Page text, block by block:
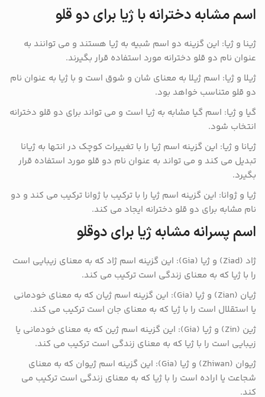
اسم مشابه دخترانه با ژیا برای دو قلو
ژینا و ژیا: این گزینه دو اسم شبیه به ژیا هستند و می توانند به
عنوان نام دو قلو دخترانه مورد استفاده قرار بگیرند.
ژیلا و ژیا: اسم ژیلا به معنای شان و شوق است و با ژیا به عنوان نام
دو قلو متناسب خواهد بود.
گیا و ژیا: اسم گیا مشابه به ژیا است و می تواند برای دو قلو دخترانه
انتخاب شود.
ژیانا و ژیا: این گزینه اسم ژیا را با تغییرات کوچک در انتها به ژیانا
تبدیل می کند و می تواند به عنوان نام دو قلو مورد استفاده قرار
بگیرد.
ژیا و ژوانا: این گزینه اسم ژیا را با ترکیب با ژوانا ترکیب می کند و دو
نام مشابه برای دو قلو دخترانه ایجاد می کند.
اسم پسرانه مشابه ژیا برای دوقلو
ژاد (Ziad) و ژیا (Gia): این گزینه اسم ژاد که به معنای زیبایی است
را با ژیا که به معنای زندگی است ترکیب می کند.
ژیان (Zian) و ژیا (Gia): این گزینه اسم ژیان که به معنای خودمانی
یا استقلال است را با ژیا که به معنای جان است ترکیب می کند.
ژین (Zin) و ژیا (Gia): این گزینه اسم ژین که به معنای خودمانی یا
زیبایی است را با ژیا که به معنای زندگی است ترکیب می کند.
ژیوان (Zhiwan) و ژیا (Gia): این گزینه اسم ژیوان که به معنای
شجاعت یا اراده است را با ژیا که به معنای زندگی است ترکیب می
کند.